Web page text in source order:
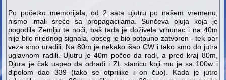
Po početku memorijala, od 2 sata ujutru po našem vremenu,
nismo imali sreće sa propagacijama. Sunčeva oluja koja je
pogodila Zemlju te noći, baš tada je doživela vrhunac i na 40m
nije bilo nijednog signala, opseg je bio potpuno zatvoren - tek par
veza smo uradili. Na 80m je nekako išao CW i tako smo do jutra
uglavnom radili. Ujutru je 40m počeo da radi, a pred kraj 80m,
Djura je čak uspeo da odradi i ZL stanicu koji mu je sa 100w i
dipolom dao 339 (tako se otprilike i on čuo). Kada je jutro